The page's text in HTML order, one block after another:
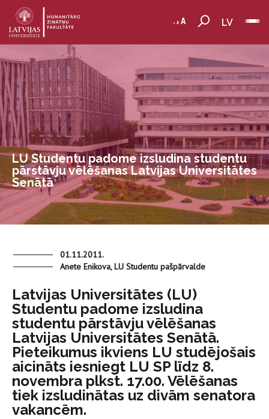
LV
LU Studentu padome izsludina studentu
pārstāvju vēlēšanas Latvijas Universitātes
Senātā
01.11.2011.
Anete Enikova, LU Studentu pašpārvalde
Latvijas Universitātes (LU)
Studentu padome izsludina
studentu pārstāvju vēlēšanas
Latvijas Universitātes Senātā.
Pieteikumus ikviens LU studējošais
aicināts iesniegt LU SP līdz 8.
novembra plkst. 17.00. Vēlēšanas
tiek izsludinātas uz divām senatora
vakancēm.